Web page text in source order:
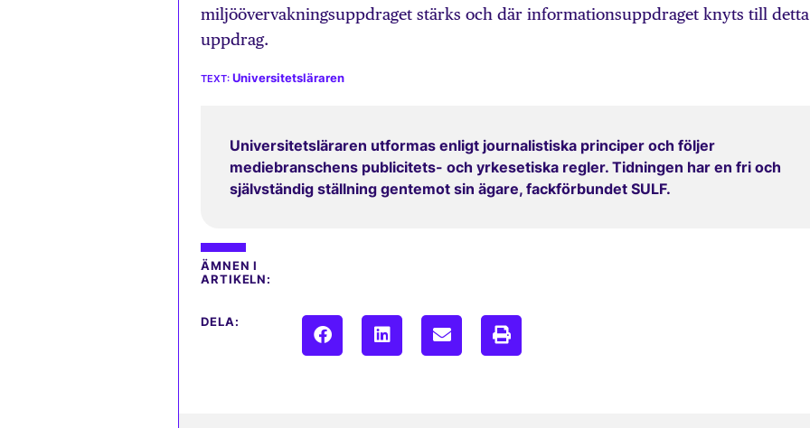
miljöövervakningsuppdraget stärks och där informationsuppdraget knyts till detta
uppdrag.
Universitetsläraren
Universitetsläraren utformas enligt journalistiska principer och följer
mediebranschens publicitets- och yrkesetiska regler. Tidningen har en fri och
självständig ställning gentemot sin ägare, fackförbundet SULF.
ÄMNEN I
ARTIKELN:
DELA: